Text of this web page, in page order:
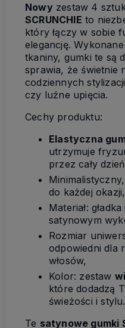
Nowyzestaw 4
SCRUNCHIE to
który łączy w sobie
elegancję.
tkaniny, gumki te są
sprawia, że świetnie
codziennych
czy luźne upięcia.
Cechy produktu:
Elastyczna
utrzymuje
przez cały
do każdej okazji,
Materiał:
satynowym
Rozmiar
odpowiedni dla
włosów,
Kolor: zestaw
które dodadzą
świeżości i stylu.
Te satynowe gumki